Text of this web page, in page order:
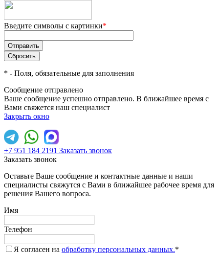
Введите символы с картинки*
* - Поля, обязательные для заполнения
Сообщение отправлено
Ваше сообщение успешно отправлено. В ближайшее время с
Вами свяжется наш специалист
Закрыть окно
+7 951 184 2191 Заказать звонок
Заказать звонок
Оставьте Ваше сообщение и контактные данные и наши
специалисты свяжутся с Вами в ближайшее рабочее время для
решения Вашего вопроса.
Имя
Телефон
Я согласен на обработку персональных данных.*